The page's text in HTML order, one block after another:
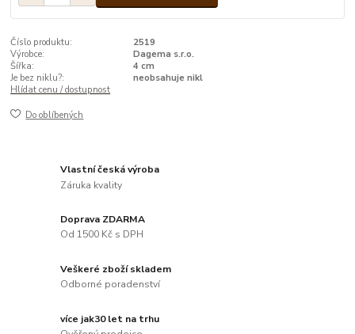
Číslo produktu:
2519
Výrobce:
Dagema s.r.o.
Šířka:
4 cm
Je bez niklu?:
neobsahuje nikl
Hlídat cenu / dostupnost
Do oblíbených
Vlastní česká výroba
Záruka kvality
Doprava ZDARMA
Od 1500 Kč s DPH
Veškeré zboží skladem
Odborné poradenství
více jak30 let na trhu